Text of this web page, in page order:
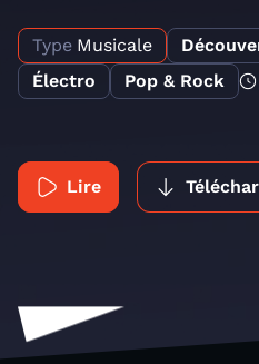
Type Musicale
Électro
Pop & Rock
Lire